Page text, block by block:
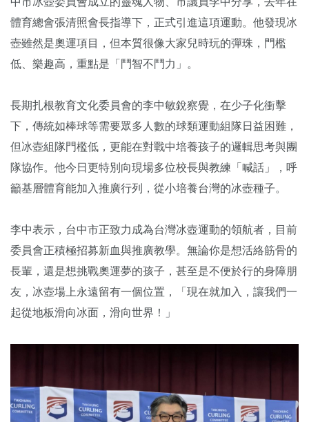
體育總會張清照會長指導下，正式引進這項運動。他發現冰
壺雖然是奧運項目，但本質很像大家兒時玩的彈珠，門檻
低、樂趣高，重點是「鬥智不鬥力」。
長期扎根教育文化委員會的李中敏銳察覺，在少子化衝擊
下，傳統如棒球等需要眾多人數的球類運動組隊日益困難，
但冰壺組隊門檻低，更能在對戰中培養孩子的邏輯思考與團
隊協作。他今日更特別向現場多位校長與教練「喊話」，呼
籲基層體育能加入推廣行列，從小培養台灣的冰壺種子。
李中表示，台中市正致力成為台灣冰壺運動的領航者，目前
委員會正積極招募新血與推廣教學。無論你是想活絡筋骨的
長輩，還是想挑戰奧運夢的孩子，甚至是不便於行的身障朋
友，冰壺場上永遠留有一個位置，「現在就加入，讓我們一
起從地板滑向冰面，滑向世界！」